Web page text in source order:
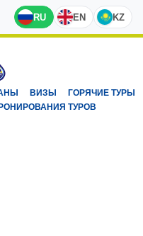
RU EN KZ
ВИЗЫ
ГОРЯЧИЕ ТУРЫ
ТУРОВ